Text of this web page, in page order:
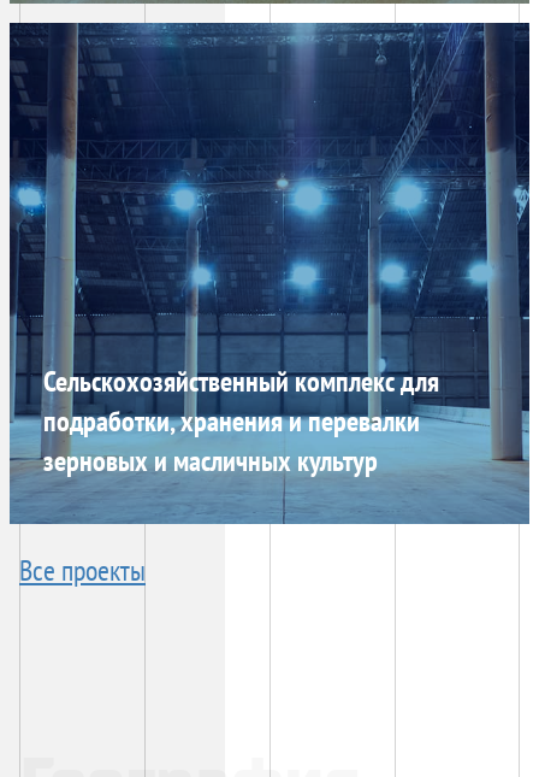
Сельскохозяйственный комплекс для
подработки, хранения и перевалки
зерновых и масличных культур
Все проекты